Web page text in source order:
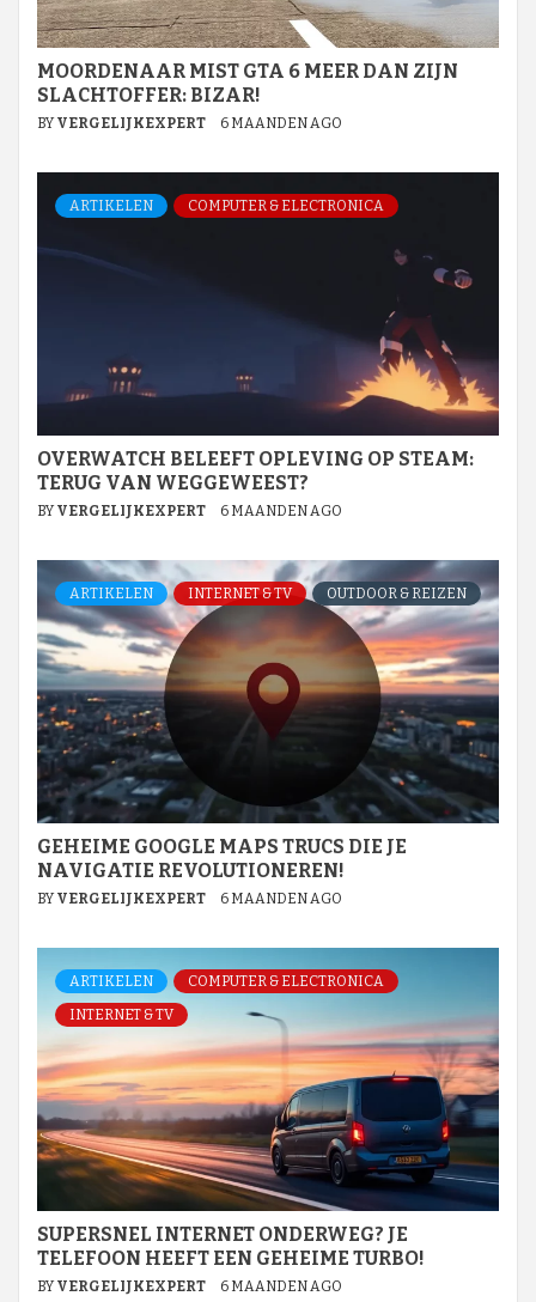
MOORDENAAR MIST GTA 6 MEER DAN ZIJN
SLACHTOFFER: BIZAR!
BY VERGELIJKEXPERT 6 MAANDEN AGO
ARTIKELEN COMPUTER & ELECTRONICA
OVERWATCH BELEEFT OPLEVING OP STEAM:
TERUG VAN WEGGEWEEST?
BY VERGELIJKEXPERT 6 MAANDEN AGO
ARTIKELEN INTERNET & TV OUTDOOR & REIZEN
GEHEIME GOOGLE MAPS TRUCS DIE JE
NAVIGATIE REVOLUTIONEREN!
BY VERGELIJKEXPERT 6 MAANDEN AGO
ARTIKELEN
COMPUTER & ELECTRONICA
INTERNET & TV
SUPERSNEL INTERNET ONDERWEG? JE
TELEFOON HEEFT EEN GEHEIME TURBO!
BY VERGELIJKEXPERT 6 MAANDEN AGO